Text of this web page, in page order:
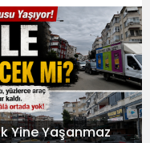
Yine Yaşanmaz